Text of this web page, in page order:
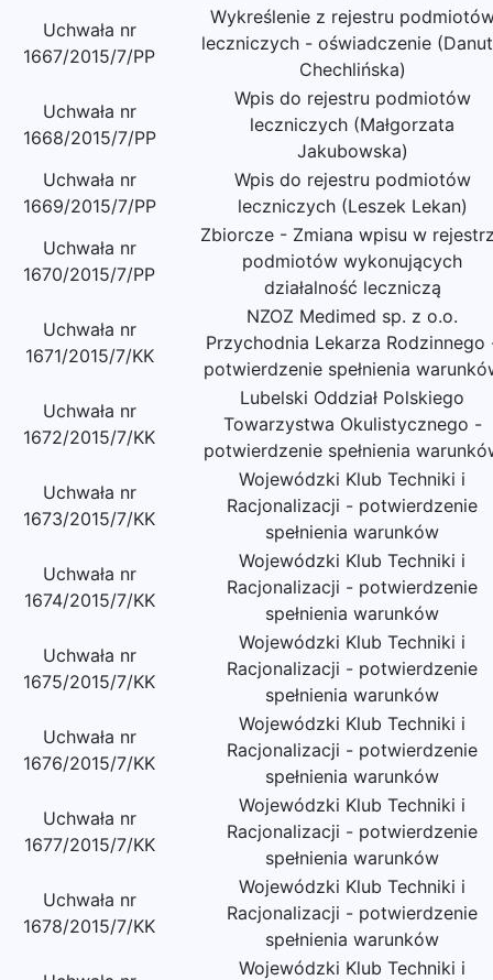
Uchwała nr
1667/2015/7/PP
Wykreślenie z rejestru
leczniczych - oświadczenie
Chechlińska)
Uchwała nr
1668/2015/7/PP
Wpis do rejestru podmiotów
leczniczych (Małgorzata
Jakubowska)
Uchwała nr
1669/2015/7/PP
Wpis do rejestru podmiotów
leczniczych (Leszek Lekan)
Uchwała nr
1670/2015/7/PP
Zbiorcze - Zmiana wpisu w
podmiotów wykonujących
działalność leczniczą
Uchwała nr
1671/2015/7/KK
NZOZ Medimed sp. z o.o.
Przychodnia Lekarza Rodzinnego
potwierdzenie spełnienia
Uchwała nr
1672/2015/7/KK
Lubelski Oddział Polskiego
Towarzystwa Okulistycznego -
potwierdzenie spełnienia
Uchwała nr
1673/2015/7/KK
Wojewódzki Klub Techniki i
Racjonalizacji - potwierdzenie
spełnienia warunków
Uchwała nr
1674/2015/7/KK
Wojewódzki Klub Techniki i
Racjonalizacji - potwierdzenie
spełnienia warunków
Uchwała nr
1675/2015/7/KK
Wojewódzki Klub Techniki i
Racjonalizacji - potwierdzenie
spełnienia warunków
Uchwała nr
1676/2015/7/KK
Wojewódzki Klub Techniki i
Racjonalizacji - potwierdzenie
spełnienia warunków
Uchwała nr
1677/2015/7/KK
Wojewódzki Klub Techniki i
Racjonalizacji - potwierdzenie
spełnienia warunków
Uchwała nr
1678/2015/7/KK
Wojewódzki Klub Techniki i
Racjonalizacji - potwierdzenie
spełnienia warunków
Wojewódzki Klub Techniki i